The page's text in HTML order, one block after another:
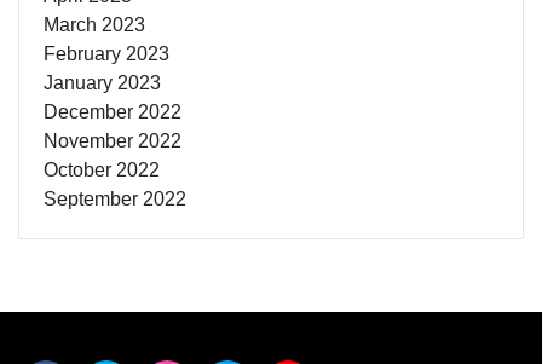
March 2023
February 2023
January 2023
December 2022
November 2022
October 2022
September 2022